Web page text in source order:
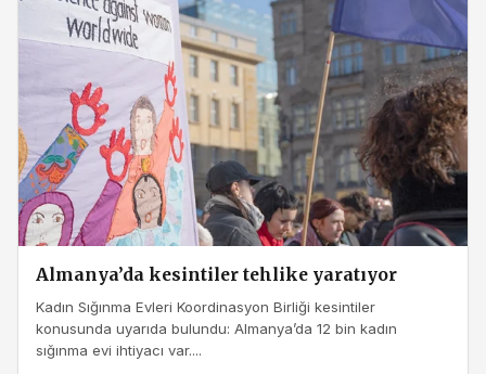
Almanya’da kesintiler tehlike yaratıyor
Kadın Sığınma Evleri Koordinasyon Birliği kesintiler
konusunda uyarıda bulundu: Almanya’da 12 bin kadın
sığınma evi ihtiyacı var....